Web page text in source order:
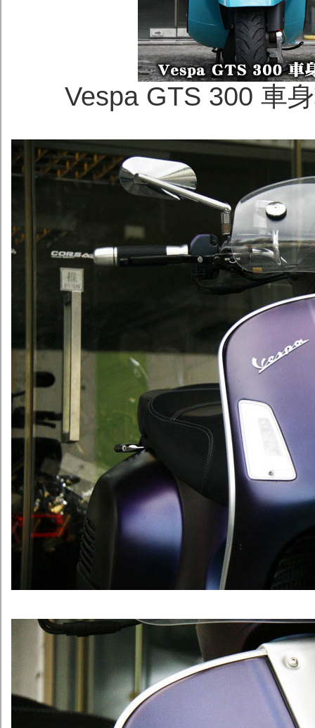
Vespa GTS 300 車